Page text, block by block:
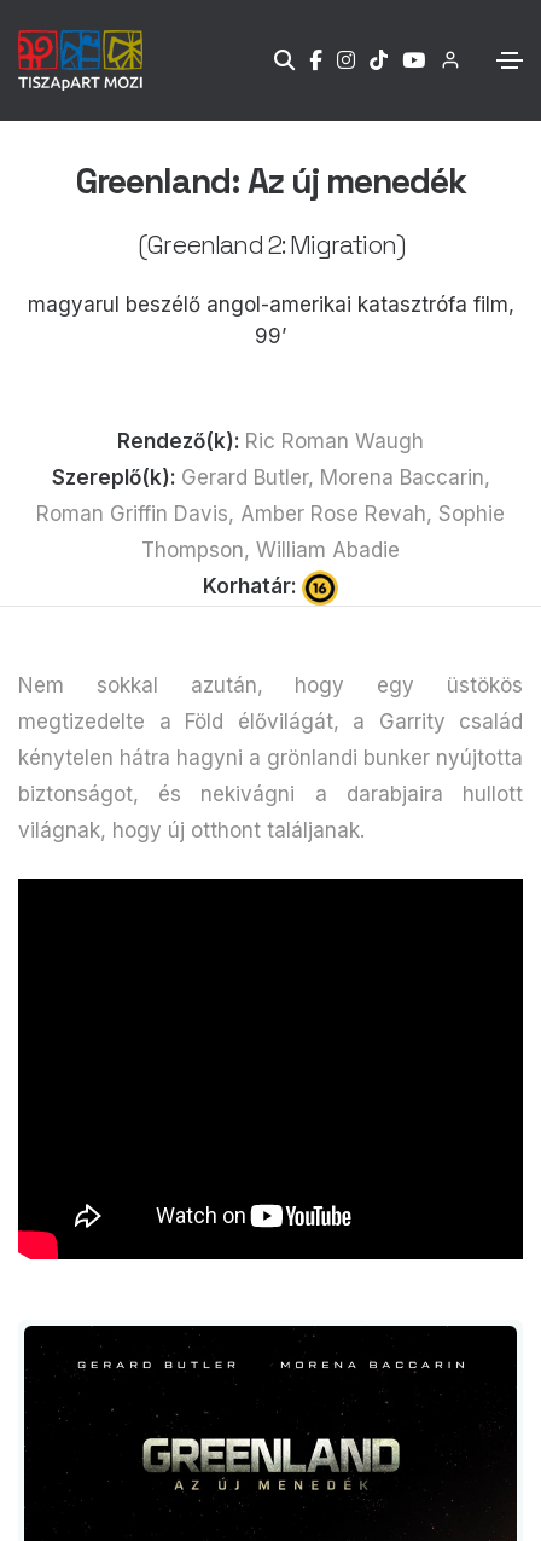
Greenland: Az új menedék
(Greenland 2: Migration)
magyarul beszélő angol-amerikai katasztrófa film,
99’
Rendező(k): Ric Roman Waugh
Szereplő(k): Gerard Butler, Morena Baccarin,
Roman Griffin Davis, Amber Rose Revah, Sophie
Thompson, William Abadie
Korhatár:
Nem sokkal azután, hogy egy üstökös
megtizedelte a Föld élővilágát, a Garrity család
kénytelen hátra hagyni a grönlandi bunker nyújtotta
biztonságot, és nekivágni a darabjaira hullott
világnak, hogy új otthont találjanak.